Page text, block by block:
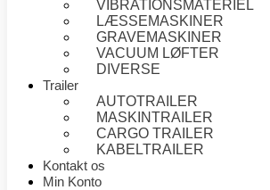
VIBRATIONSMATERIEL
LÆSSEMASKINER
GRAVEMASKINER
VACUUM LØFTER
DIVERSE
Trailer
AUTOTRAILER
MASKINTRAILER
CARGO TRAILER
KABELTRAILER
Kontakt os
Min Konto